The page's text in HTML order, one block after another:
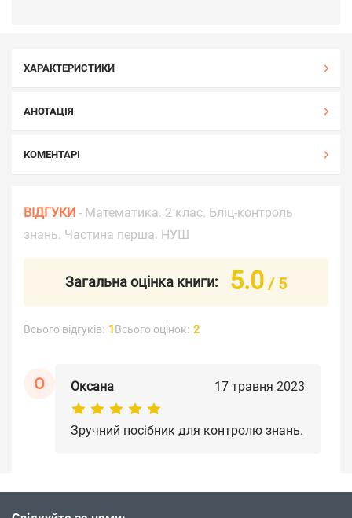
ХАРАКТЕРИСТИКИ
АНОТАЦІЯ
КОМЕНТАРІ
ВІДГУКИ - Математика. 2 клас. Бліц-контроль
знань. Частина перша. НУШ
Загальна оцінка книги: 5.0 / 5
Всього відгуків: 1Всього оцінок: 2
О Оксана 17 травня 2023
Зручний посібник для контролю знань.